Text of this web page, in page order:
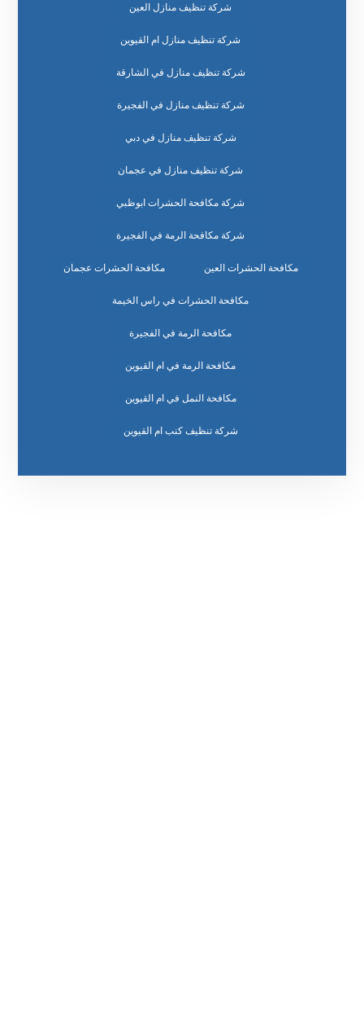
شركة تنظيف منازل العين
شركة تنظيف منازل ام القيوين
شركة تنظيف منازل في الشارقة
شركة تنظيف منازل في الفجيرة
شركة تنظيف منازل في دبي
شركة تنظيف منازل في عجمان
شركة مكافحة الحشرات ابوظبي
شركة مكافحة الرمة في الفجيرة
مكافحة الحشرات العين مكافحة الحشرات عجمان
مكافحة الحشرات في راس الخيمة
مكافحة الرمة في الفجيرة
مكافحة الرمة في ام القيوين
مكافحة النمل في ام القيوين